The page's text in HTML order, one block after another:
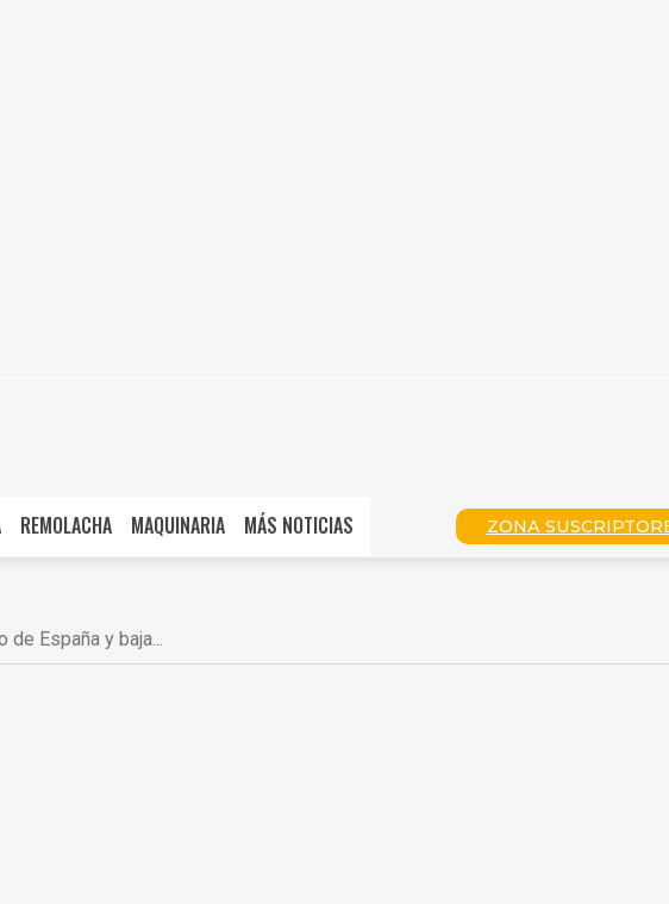
REMOLACHA MAQUINARIA MÁS NOTICIAS ZONA
España y baja...